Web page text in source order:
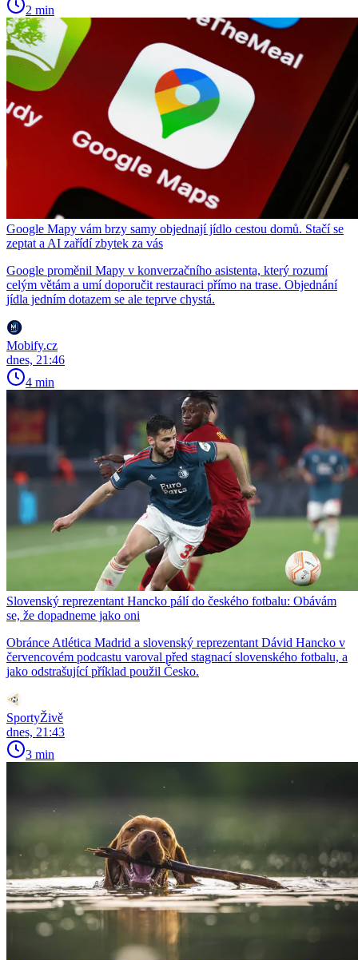
2 min
Google Mapy vám brzy samy objednají jídlo cestou domů. Stačí se
zeptat a AI zařídí zbytek za vás
Google proměnil Mapy v konverzačního asistenta, který rozumí
celým větám a umí doporučit restauraci přímo na trase. Objednání
jídla jedním dotazem se ale teprve chystá.
Mobify.cz
dnes, 21:46
4 min
Slovenský reprezentant Hancko pálí do českého fotbalu: Obávám
se, že dopadneme jako oni
Obránce Atlética Madrid a slovenský reprezentant Dávid Hancko v
červencovém podcastu varoval před stagnací slovenského fotbalu, a
jako odstrašující příklad použil Česko.
SportyŽivě
dnes, 21:43
3 min